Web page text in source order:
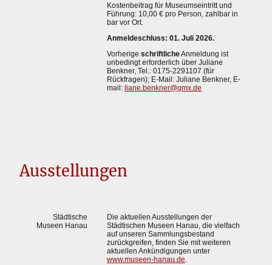
Kostenbeitrag für Museumseintritt und
Führung: 10,00 € pro Person, zahlbar in
bar vor Ort.
Anmeldeschluss: 01. Juli 2026.
Vorherige schriftlicheAnmeldung ist
unbedingt erforderlich über Juliane
Benkner, Tel.: 0175-2291107 (für
Rückfragen); E-Mail: Juliane Benkner, E-
mail: liane.benkner@gmx.de
Ausstellungen
Städtische
Museen Hanau
Die aktuellen Ausstellungen der
Städtischen Museen Hanau, die vielfach
auf unseren Sammlungsbestand
zurückgreifen, finden Sie mit weiteren
aktuellen Ankündigungen unter
www.museen-hanau.de